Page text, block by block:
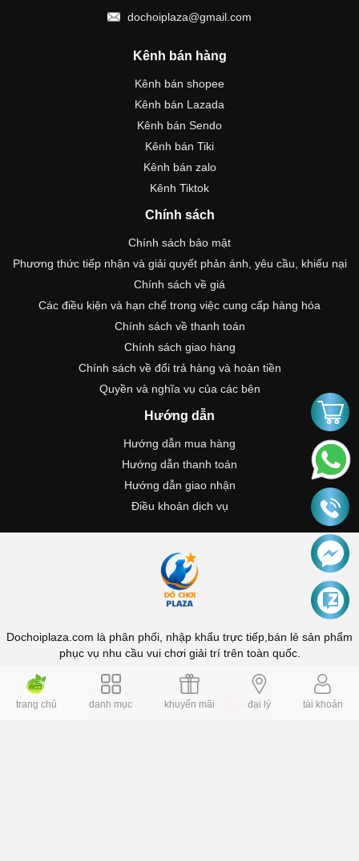
dochoiplaza@gmail.com
Kênh bán hàng
Kênh bán shopee
Kênh bán Lazada
Kênh bán Sendo
Kênh bán Tiki
Kênh bán zalo
Kênh Tiktok
Chính sách
Chính sách bảo mật
Phương thức tiếp nhận và giải quyết phản ánh, yêu cầu, khiếu nại
Chính sách về giá
Các điều kiện và hạn chế trong việc cung cấp hàng hóa
Chính sách về thanh toán
Chính sách giao hàng
Chính sách về đổi trả hàng và hoàn tiền
Quyền và nghĩa vụ của các bên
Hướng dẫn
Hướng dẫn mua hàng
Hướng dẫn thanh toán
Hướng dẫn giao nhận
Điều khoản dịch vụ
Dochoiplaza.com là phân phối, nhập khẩu trực tiếp,bán lẻ sản phẩm
phục vụ nhu cầu vui chơi giải trí trên toàn quốc.
trang chủ danh mục khuyến mãi đại lý tài khoản